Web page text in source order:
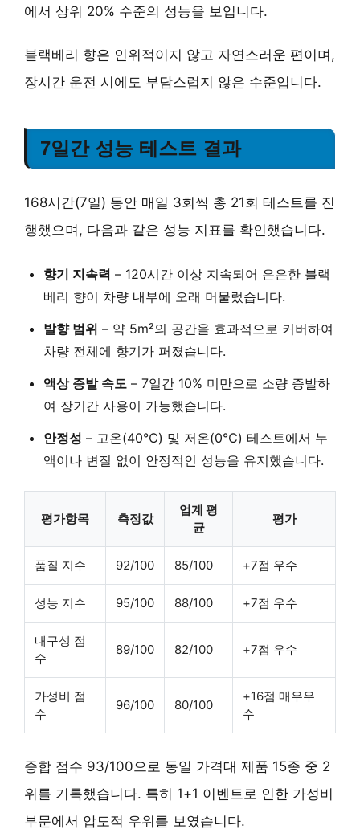
에서 상위 20% 수준의 성능을 보입니다.
블랙베리 향은 인위적이지 않고 자연스러운 편이며,
장시간 운전 시에도 부담스럽지 않은 수준입니다.
7일간 성능 테스트 결과
168시간(7일) 동안 매일 3회씩 총 21회 테스트를 진
행했으며, 다음과 같은 성능 지표를 확인했습니다.
향기 지속력 – 120시간 이상 지속되어 은은한 블랙
베리 향이 차량 내부에 오래 머물렀습니다.
발향 범위 – 약 5m²의 공간을 효과적으로 커버하여
차량 전체에 향기가 퍼졌습니다.
액상 증발 속도 – 7일간 10% 미만으로 소량 증발하
여 장기간 사용이 가능했습니다.
안정성 – 고온(40℃) 및 저온(0℃) 테스트에서 누
액이나 변질 없이 안정적인 성능을 유지했습니다.
평가항목 측정값
업계 평
균
평가
품질 지수 92/100 85/100 +7점 우수
성능 지수 95/100 88/100 +7점 우수
내구성 점
수
89/100 82/100 +7점 우수
가성비 점
수
96/100 80/100
+16점 매우우
수
종합 점수 93/100으로 동일 가격대 제품 15종 중 2
위를 기록했습니다. 특히 1+1 이벤트 로 인한 가성비
부문에서 압도적 우위를 보였습니다.